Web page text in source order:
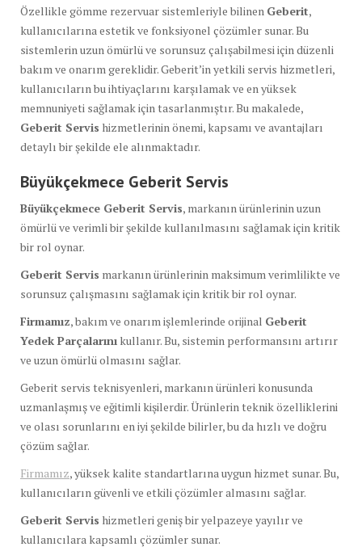
Özellikle gömme rezervuar sistemleriyle bilinen Geberit,
kullanıcılarına estetik ve fonksiyonel çözümler sunar. Bu
sistemlerin uzun ömürlü ve sorunsuz çalışabilmesi için düzenli
bakım ve onarım gereklidir. Geberit’in yetkili servis hizmetleri,
kullanıcıların bu ihtiyaçlarını karşılamak ve en yüksek
memnuniyeti sağlamak için tasarlanmıştır. Bu makalede,
Geberit Servis hizmetlerinin önemi, kapsamı ve avantajları
detaylı bir şekilde ele alınmaktadır.
Büyükçekmece Geberit Servis
Büyükçekmece Geberit Servis, markanın ürünlerinin uzun
ömürlü ve verimli bir şekilde kullanılmasını sağlamak için kritik
bir rol oynar.
Geberit Servis markanın ürünlerinin maksimum verimlilikte ve
sorunsuz çalışmasını sağlamak için kritik bir rol oynar.
Firmamız, bakım ve onarım işlemlerinde orijinal Geberit
Yedek Parçalarını kullanır. Bu, sistemin performansını artırır
ve uzun ömürlü olmasını sağlar.
Geberit servis teknisyenleri, markanın ürünleri konusunda
uzmanlaşmış ve eğitimli kişilerdir. Ürünlerin teknik özelliklerini
ve olası sorunlarını en iyi şekilde bilirler, bu da hızlı ve doğru
çözüm sağlar.
Firmamız, yüksek kalite standartlarına uygun hizmet sunar. Bu,
kullanıcıların güvenli ve etkili çözümler almasını sağlar.
Geberit Servis hizmetleri geniş bir yelpazeye yayılır ve
kullanıcılara kapsamlı çözümler sunar.